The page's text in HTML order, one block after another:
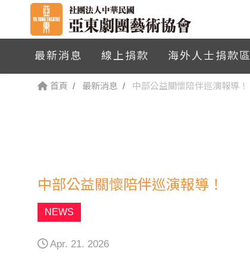
最新消息 線上捐款 海外人士捐款區
首頁 最新消息 中部公益關懷陪伴巡演報導！
中部公益關懷陪伴巡演報導！
NEWS
Apr. 21. 2026